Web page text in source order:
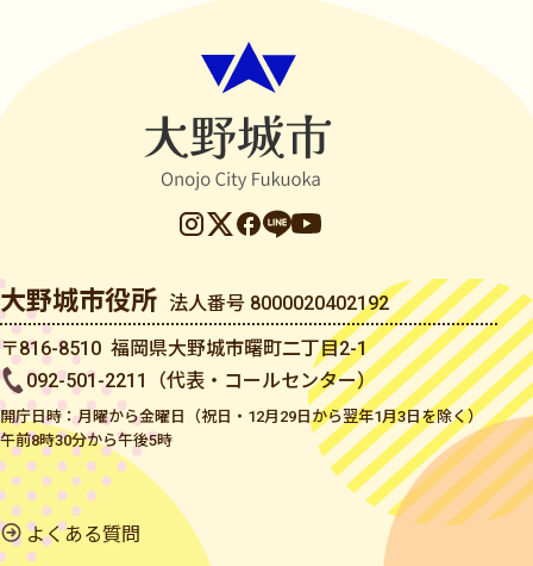
大野城市役所 法人番号 8000020402192
〒816-8510 福岡県大野城市曙町二丁目2-1
092-501-2211（代表・コールセンター）
開庁日時：月曜から金曜日（祝日・12月29日から翌年1月3日を除く）
午前8時30分から午後5時
よくある質問